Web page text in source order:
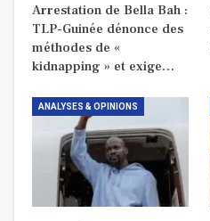
Arrestation de Bella Bah :
TLP-Guinée dénonce des
méthodes de «
kidnapping » et exige…
ANALYSES & OPINIONS